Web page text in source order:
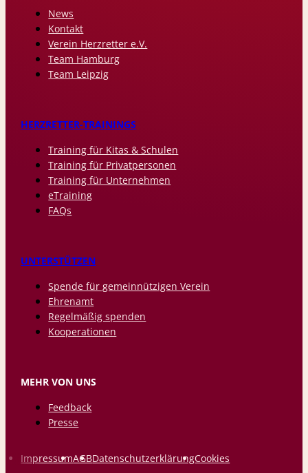
News
Kontakt
Verein Herzretter e.V.
Team Hamburg
Team Leipzig
HERZRETTER-TRAININGS
Training für Kitas & Schulen
Training für Privatpersonen
Training für Unternehmen
eTraining
FAQs
UNTERSTÜTZEN
Spende für gemeinnützigen Verein
Ehrenamt
Regelmäßig spenden
Kooperationen
MEHR VON UNS
Feedback
Presse
ImpressumAGBDatenschutzerklärungCookies